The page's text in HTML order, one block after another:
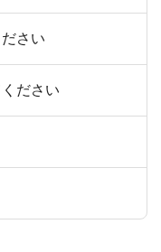
さい
ださい